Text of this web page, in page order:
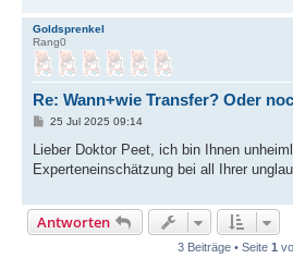
Goldsprenkel
Rang0
Re: Wann+wie Transfer? Oder
B
i
r
25 Jul 2025 09:14
Lieber Doktor Peet, ich bin Ihnen
Experteneinschätzung bei all Ihrer
Antworten
3 Beiträge • Seite 1